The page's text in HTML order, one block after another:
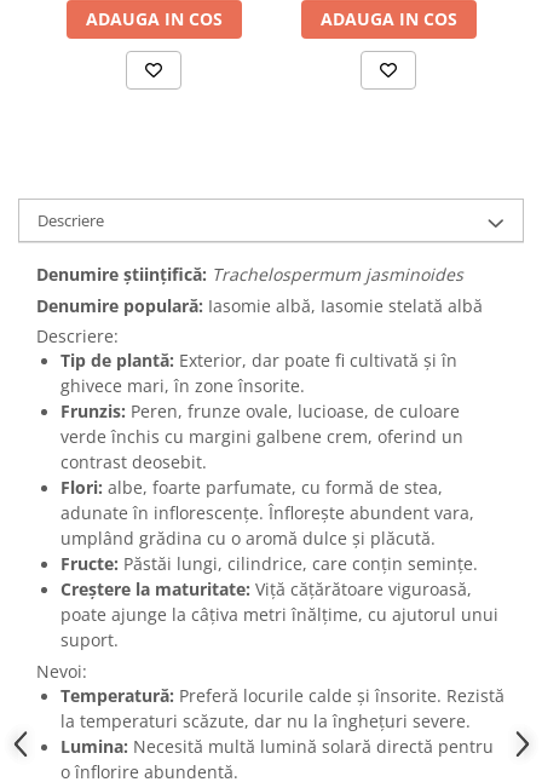
ADAUGA IN COS ADAUGA IN COS
Descriere
Denumire științifică: Trachelospermum jasminoides
Denumire populară: Iasomie albă, Iasomie stelată albă
Descriere:
Tip de plantă: Exterior, dar poate fi cultivată și în
ghivece mari, în zone însorite.
Frunzis: Peren, frunze ovale, lucioase, de culoare
verde închis cu margini galbene crem, oferind un
contrast deosebit.
Flori: albe, foarte parfumate, cu formă de stea,
adunate în inflorescențe. Înflorește abundent vara,
umplând grădina cu o aromă dulce și plăcută.
Fructe: Păstăi lungi, cilindrice, care conțin semințe.
Creștere la maturitate: Viță cățărătoare viguroasă,
poate ajunge la câțiva metri înălțime, cu ajutorul unui
suport.
Nevoi:
Temperatură: Preferă locurile calde și însorite. Rezistă
la temperaturi scăzute, dar nu la înghețuri severe.
Lumina: Necesită multă lumină solară directă pentru
o înflorire abundentă.